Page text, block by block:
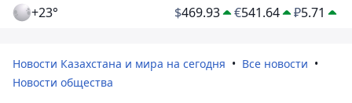
+23° $469.93 €541.64 ₽5.71
Новости Казахстана и мира на сегодня
Все новости
Новости общества